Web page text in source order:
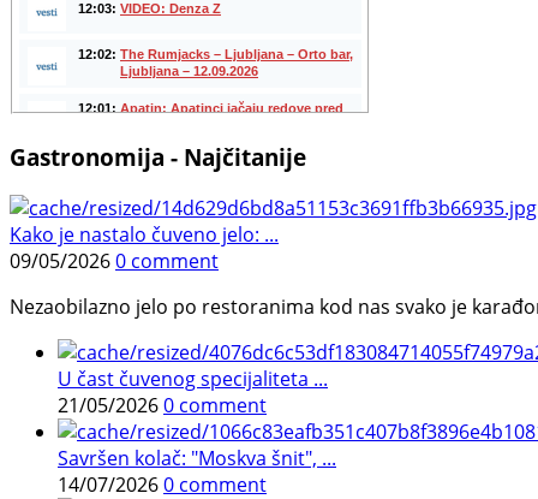
Gastronomija - Najčitanije
Kako je nastalo čuveno jelo: ...
09/05/20260 comment
Nezaobilazno jelo po restoranima kod nas svako je
U čast čuvenog specijaliteta ...
21/05/20260 comment
Savršen kolač: "Moskva šnit", ...
14/07/20260 comment